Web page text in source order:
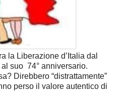
la Liberazione d’Italia dal
suo 74° anniversario.
Direbbero “distrattamente”
perso il valore autentico di